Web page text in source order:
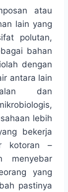
atau
lain yang
polutan,
bahan
dengan
antara lain
dan
lebih
bekerja
kotoran –
menyebar
yang
pastinya